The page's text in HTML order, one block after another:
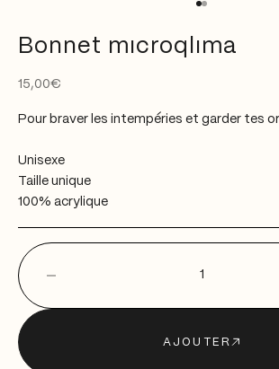
Aller à
Aller à
Bonnet mıcroqlıma
Prix de vente
15,00€
Pour braver les intempéries et garder tes
Unisexe
Taille unique
100% acrylique
Diminuer la quantité
AJOUTER